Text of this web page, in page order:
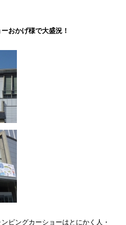
おかげ様で大盛況！
ピングカーショーはとにかく人・